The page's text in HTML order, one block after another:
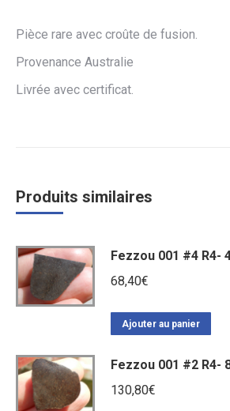
Pièce rare avec croûte de fusion.
Provenance Australie
Livrée avec certificat.
Produits similaires
Fezzou 001 #4 R4-
68,40€
Ajouter au panier
Fezzou 001 #2 R4-
130,80€